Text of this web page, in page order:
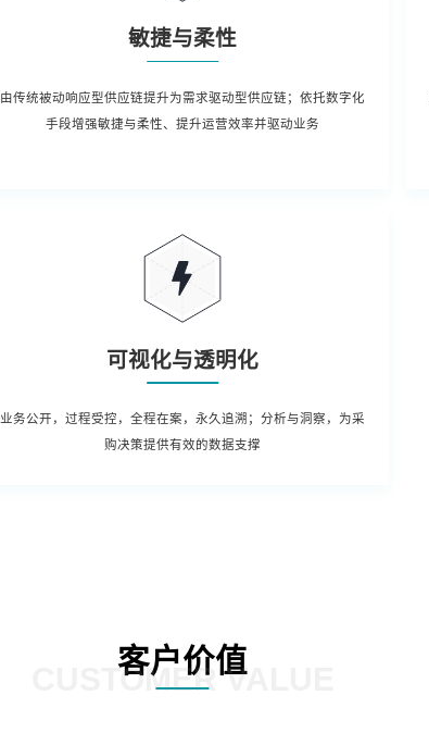
敏捷与柔性
由传统被动响应型供应链提升为需求驱动型供应链；依托数字化
手段增强敏捷与柔性、提升运营效率并驱动业务
可视化与透明化
业务公开，过程受控，全程在案，永久追溯；分析与洞察，为采
购决策提供有效的数据支撑
客户价值
CUSTOMER VALUE